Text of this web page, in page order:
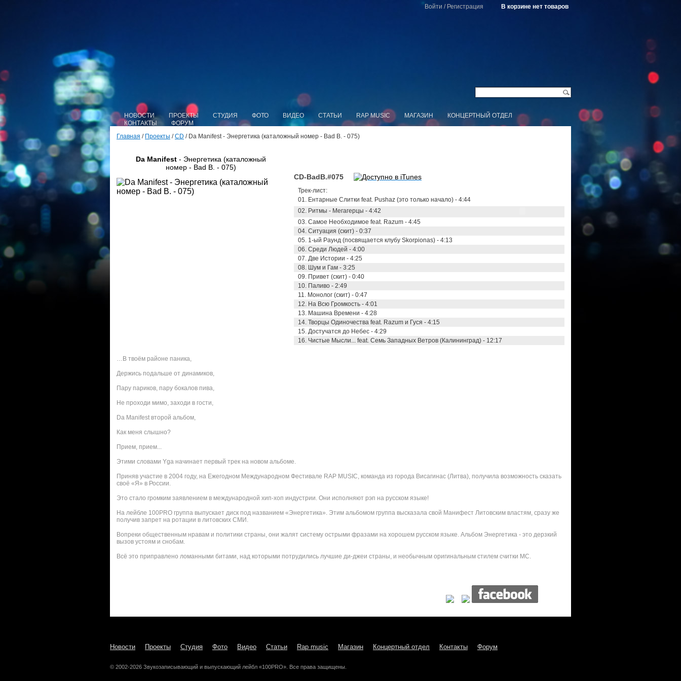
Войти / Регистрация В корзине нет товаров
НОВОСТИ ПРОЕКТЫ СТУДИЯ ФОТО ВИДЕО СТАТЬИ RAP MUSIC МАГАЗИН
КОНЦЕРТНЫЙ ОТДЕЛ
КОНТАКТЫ
ФОРУМ
Главная / Проекты /CD / Da Manifest - Энергетика (каталожный номер - Bad B. - 075)
Da Manifest- Энергетика (каталожный
номер - Bad B. - 075)
CD-BadB.#075
Трек-лист:
01. Ентарные Слитки feat. Pushaz (это только начало) - 4:44
02. Ритмы - Мегагерцы - 4:42
03. Самое Необходимое feat. Razum - 4:45
04. Ситуация (скит) - 0:37
05. 1-ый Раунд (посвящается клубу Skorpionas) - 4:13
06. Среди Людей - 4:00
07. Две Истории - 4:25
08. Шум и Гам - 3:25
09. Привет (скит) - 0:40
10. Паливо - 2:49
11. Монолог (скит) - 0:47
12. На Всю Громкость - 4:01
13. Машина Времени - 4:28
14. Творцы Одиночества feat. Razum и Гуся - 4:15
15. Достучатся до Небес - 4:29
16. Чистые Мысли... feat. Семь Западных Ветров (Калининград) - 12:17
…В твоём районе паника,
Держись подальше от динамиков,
Пару париков, пару бокалов пива,
Не проходи мимо, заходи в гости,
Da Manifest второй альбом,
Как меня слышно?
Прием, прием...
Этими словами Yga начинает первый трек на новом альбоме.
Приняв участие в 2004 году, на Ежегодном Международном Фестивале RAP MUSIC, команда из города Висагинас (Литва), получила возможность сказать
своё «Я» в России.
Это стало громким заявлением в международной хип-хоп индустрии. Они исполняют рэп на русском языке!
На лейбле 100PRO группа выпускает диск под названием «Энергетика». Этим альбомом группа высказала свой Манифест Литовским властям, сразу же
получив запрет на ротации в литовских СМИ.
Вопреки общественным нравам и политики страны, они жалят систему острыми фразами на хорошем русском языке. Альбом Энергетика - это дерзкий
вызов устоям и снобам.
Всё это приправлено ломанными битами, над которыми потрудились лучшие ди-джеи страны, и необычным оригинальным стилем считки МС.
Новости Проекты Студия Фото Видео Статьи Rap music Магазин Концертный отдел Контакты Форум
© 2002-2026 Звукозаписывающий и выпускающий лейбл «100PRO». Все права защищены.